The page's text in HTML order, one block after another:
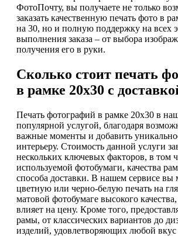
ФотоПочту, вы получаете не только
заказать качественную печать фото в
на 30, но и полную поддержку на всех
выполнения заказа – от выбора
получения его в руки.
Сколько стоит печать
в рамке 20х30 с
Печать фотографий в рамке 20х30 в
популярной услугой, благодаря
важные моменты и добавить
интерьеру. Стоимость данной услуги
нескольких ключевых факторов, в том
используемой фотобумаги, качества
способа доставки. В нашем сервисе вы
цветную или черно-белую печать на
матовой фотобумаге высокого
влияет на цену. Кроме того,
рамы, от классических вариантов до
изделий, удовлетворяющих любой вкус